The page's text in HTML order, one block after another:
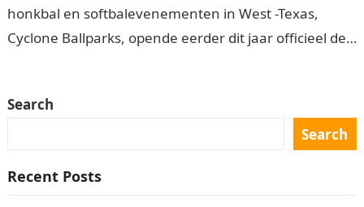
honkbal en softbalevenementen in West -Texas,
Cyclone Ballparks, opende eerder dit jaar officieel de
Search
Search
Recent Posts